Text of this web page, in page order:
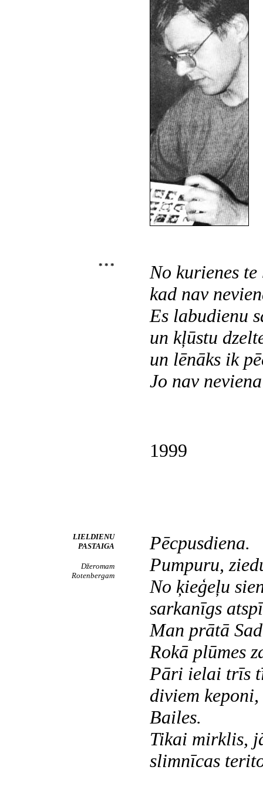
* * *
No kurienes
kad nav
Es labudienu
un kļūstu
un lēnāks ik
Jo nav
1999
LIELDIENU
PASTAIGA
Džeromam
Rotenbergam
Pēcpusdiena.
Pumpuru,
No ķieģeļu
sarkanīgs
Man prātā
Rokā plūmes
Pāri ielai trīs
diviem
Bailes.
Tikai mirklis,
slimnīcas